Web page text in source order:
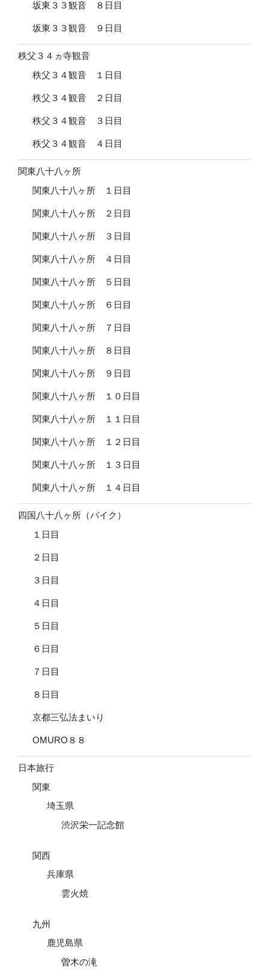
坂東３３観音 ８日目
坂東３３観音 ９日目
秩父３４ヵ寺観音
秩父３４観音 １日目
秩父３４観音 ２日目
秩父３４観音 ３日目
秩父３４観音 ４日目
関東八十八ヶ所
関東八十八ヶ所 １日目
関東八十八ヶ所 ２日目
関東八十八ヶ所 ３日目
関東八十八ヶ所 ４日目
関東八十八ヶ所 ５日目
関東八十八ヶ所 ６日目
関東八十八ヶ所 ７日目
関東八十八ヶ所 ８日目
関東八十八ヶ所 ９日目
関東八十八ヶ所 １０日目
関東八十八ヶ所 １１日目
関東八十八ヶ所 １２日目
関東八十八ヶ所 １３日目
関東八十八ヶ所 １４日目
四国八十八ヶ所（バイク）
１日目
２日目
３日目
４日目
５日目
６日目
７日目
８日目
京都三弘法まいり
OMURO８８
日本旅行
関東
埼玉県
渋沢栄一記念館
関西
兵庫県
雲火焼
九州
鹿児島県
曽木の滝